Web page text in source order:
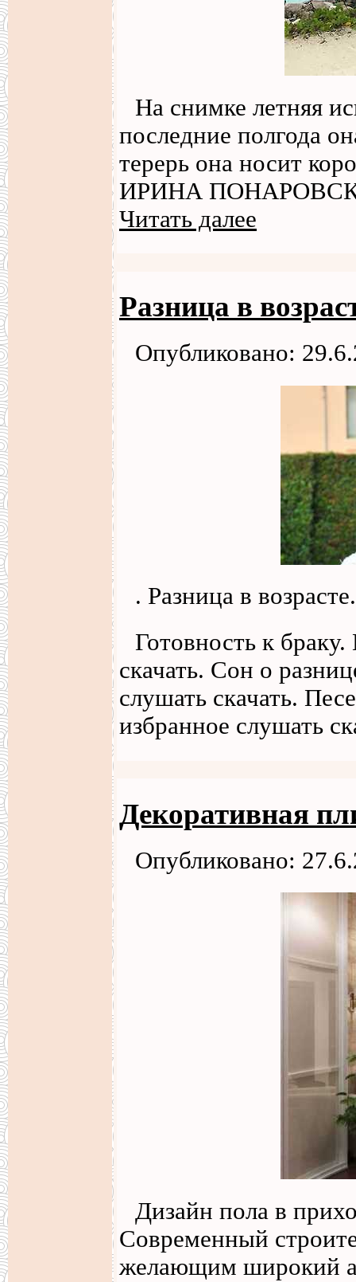
На снимке летняя
последние полгода
терерь она носит
ИРИНА
Читать далее
Разница в
Опубликовано:
. Разница в возрасте.
Готовность к
скачать. Сон о
слушать скачать.
избранное слушать
Декоративная
Опубликовано:
Дизайн пола в
Современный
желающим широкий